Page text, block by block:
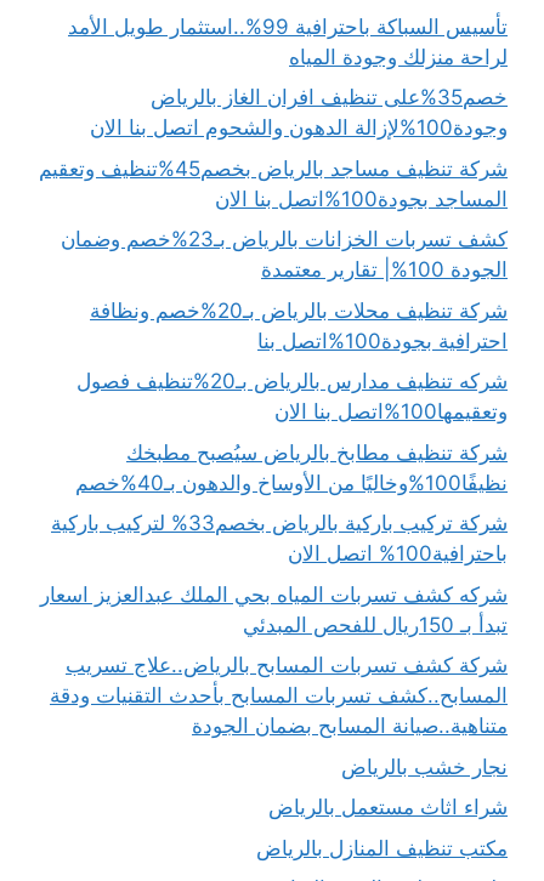
تأسيس السباكة باحترافية 99%..استثمار طويل الأمد
لراحة منزلك وجودة المياه
خصم35%على تنظيف افران الغاز بالرياض
وجودة100%لإزالة الدهون والشحوم اتصل بنا الان
شركة تنظيف مساجد بالرياض بخصم45%تنظيف وتعقيم
المساجد بجودة100%اتصل بنا الان
كشف تسربات الخزانات بالرياض بـ23%خصم وضمان
الجودة 100%| تقارير معتمدة
شركة تنظيف محلات بالرياض بـ20%خصم ونظافة
احترافية بجودة100%اتصل بنا
شركه تنظيف مدارس بالرياض بـ20%تنظيف فصول
وتعقيمها100%اتصل بنا الان
شركة تنظيف مطابخ بالرياض سيُصبح مطبخك
نظيفًا100%وخاليًا من الأوساخ والدهون بـ40%خصم
شركة تركيب باركية بالرياض بخصم33% لتركيب باركية
باحترافية100% اتصل الان
شركه كشف تسربات المياه بحي الملك عبدالعزيز اسعار
تبدأ بـ 150ريال للفحص المبدئي
شركة كشف تسربات المسابح بالرياض..علاج تسريب
المسابح..كشف تسربات المسابح بأحدث التقنيات ودقة
متناهية..صيانة المسابح بضمان الجودة
نجار خشب بالرياض
شراء اثاث مستعمل بالرياض
مكتب تنظيف المنازل بالرياض